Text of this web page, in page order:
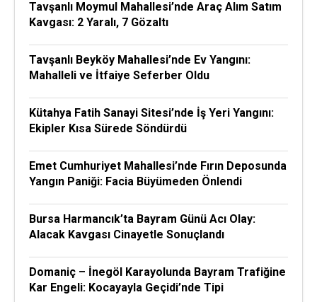
Tavşanlı Moymul Mahallesi’nde Araç Alım Satım
Kavgası: 2 Yaralı, 7 Gözaltı
Tavşanlı Beyköy Mahallesi’nde Ev Yangını:
Mahalleli ve İtfaiye Seferber Oldu
Kütahya Fatih Sanayi Sitesi’nde İş Yeri Yangını:
Ekipler Kısa Sürede Söndürdü
Emet Cumhuriyet Mahallesi’nde Fırın Deposunda
Yangın Paniği: Facia Büyümeden Önlendi
Bursa Harmancık’ta Bayram Günü Acı Olay:
Alacak Kavgası Cinayetle Sonuçlandı
Domaniç – İnegöl Karayolunda Bayram Trafiğine
Kar Engeli: Kocayayla Geçidi’nde Tipi